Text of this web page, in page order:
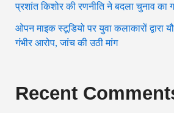
प्रशांत किशोर की रणनीति ने बदला चुनाव का
ओपन माइक स्टूडियो पर युवा कलाकारों द्वारा
गंभीर आरोप, जांच की उठी मांग
Recent